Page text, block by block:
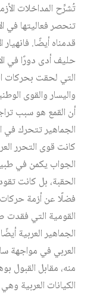
تُشرِّح المداخلات
تنحصر فعاليتها في
قدمناه أيضًا.
حليف أدى دورًا في
التي لحقت بحركات
واليسار والقوى
أن القمع هو سبب
الجماهير تتحرك في
كانت قوى التحرر
الجواب يكمن في
الحقبة، بل كانت
فضلًا عن أزمة حركات
القومية التي فقدت
الجماهير العربية
العربي في مواجهة
منه، مقابل القبول
الكيانات العربية